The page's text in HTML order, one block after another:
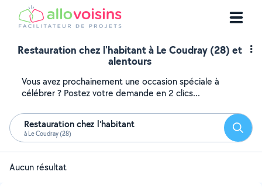
Restauration chez l'habitant à Le Coudray (28) et
alentours
Vous avez prochainement une occasion spéciale à
célébrer ? Postez votre demande en 2 clics...
Restauration chez l'habitant
à Le Coudray (28)
Aucun résultat